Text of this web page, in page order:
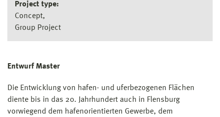
Project type:
Concept
Group Project
Entwurf Master
Die Entwicklung von hafen- und uferbezogenen Flächen
diente bis in das 20. Jahrhundert auch in Flensburg
vorwiegend dem hafenorientierten Gewerbe, dem